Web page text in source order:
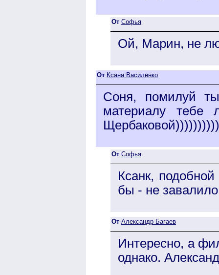
От Софья
Ой, Марин, не
От Ксана Василенко
Соня, помилуй
материалу тебе
От Софья
Ксанк,
бы - не
От Александр Багаев
Интересно, а
однако.